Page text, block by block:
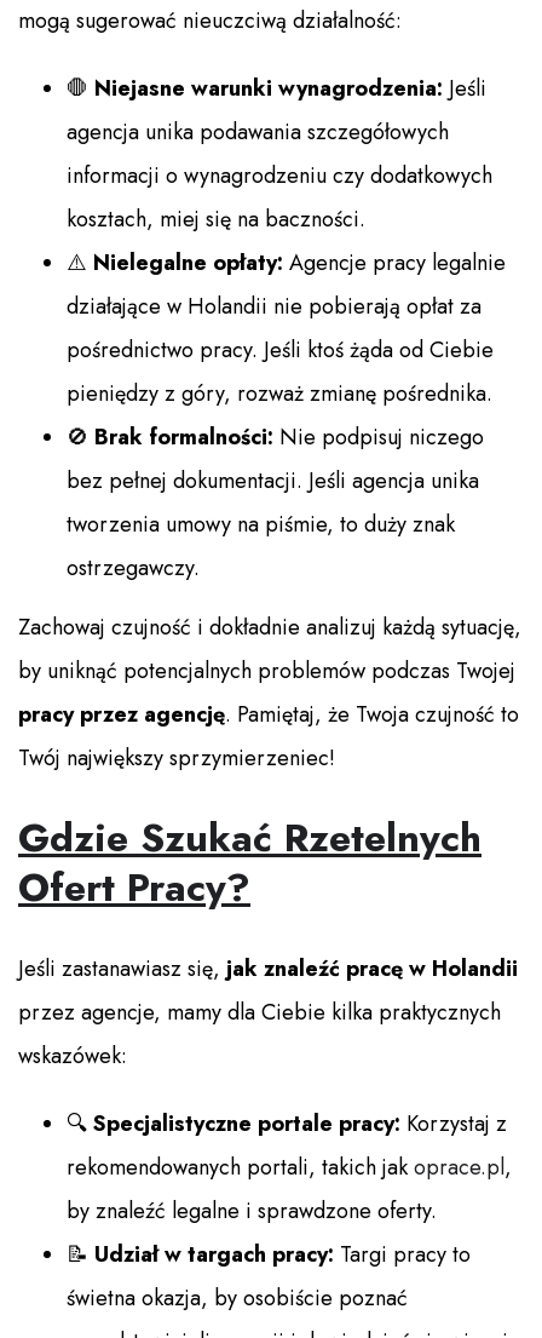
mogą sugerować nieuczciwą działalność:
🛑 Niejasne warunki wynagrodzenia: Jeśli
agencja unika podawania szczegółowych
informacji o wynagrodzeniu czy dodatkowych
kosztach, miej się na baczności.
⚠️ Nielegalne opłaty: Agencje pracy legalnie
działające w Holandii nie pobierają opłat za
pośrednictwo pracy. Jeśli ktoś żąda od Ciebie
pieniędzy z góry, rozważ zmianę pośrednika.
🚫 Brak formalności: Nie podpisuj niczego
bez pełnej dokumentacji. Jeśli agencja unika
tworzenia umowy na piśmie, to duży znak
ostrzegawczy.
Zachowaj czujność i dokładnie analizuj każdą sytuację,
by uniknąć potencjalnych problemów podczas Twojej
pracy przez agencję. Pamiętaj, że Twoja czujność to
Twój największy sprzymierzeniec!
Gdzie Szukać Rzetelnych
Ofert Pracy?
Jeśli zastanawiasz się,jak znaleźć pracę w Holandii
przez agencje, mamy dla Ciebie kilka praktycznych
wskazówek:
🔍Specjalistyczne portale pracy: Korzystaj z
rekomendowanych portali, takich jakoprace.pl,
by znaleźć legalne i sprawdzone oferty.
📝 Udział w targach pracy: Targi pracy to
świetna okazja, by osobiście poznać